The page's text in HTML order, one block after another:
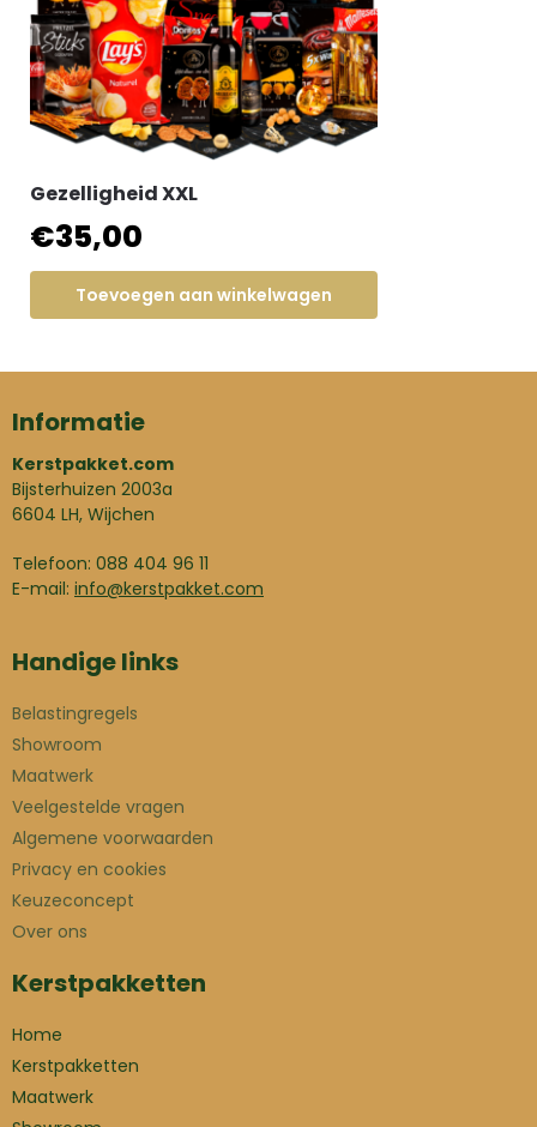
Gezelligheid XXL
€35,00
Toevoegen aan winkelwagen
Informatie
Kerstpakket.com
Bijsterhuizen 2003a
6604 LH, Wijchen
Telefoon: 088 404 96 11
E-mail: info@kerstpakket.com
Handige links
Belastingregels
Showroom
Maatwerk
Veelgestelde vragen
Algemene voorwaarden
Privacy en cookies
Keuzeconcept
Over ons
Kerstpakketten
Home
Kerstpakketten
Maatwerk